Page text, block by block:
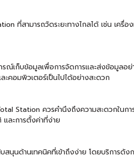
ที่สามารถวัดระยะทางไกลได้ เช่น เครื่อ
ณ์เก็บข้อมูลเพื่อการจัดการและส่งข้อมูลอย่
คอมพิวเตอร์เป็นไปได้อย่างสะดวก
Station ควรคำนึงถึงความสะดวกในกา
และการตั้งค่าที่ง่าย
นุนด้านเทคนิคที่เข้าถึงง่าย โดยบริการดัง